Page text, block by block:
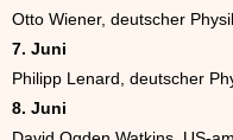
Otto Wiener, deutscher
7. Juni
Philipp Lenard, deutscher
8. Juni